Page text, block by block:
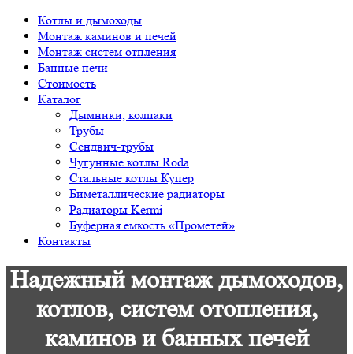
Котлы и дымоходы
Монтаж каминов и печей
Монтаж систем отпления
Банные печи
Стоимость
Каталог
Дымники, колпаки
Трубы
Сендвич-трубы
Чугунные котлы Roda
Стальные котлы Купер
Биметаллические радиаторы
Радиаторы Kermi
Буферная емкость «Прометей»
Контакты
Надежный монтаж дымоходов,
котлов, систем отопления,
каминов и банных печей